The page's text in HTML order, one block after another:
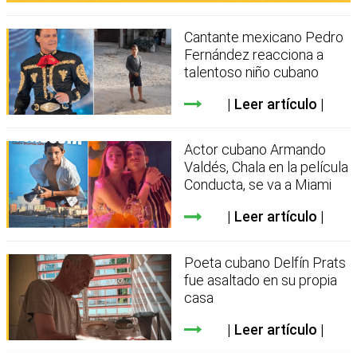
Cantante mexicano Pedro
Fernández reacciona a
talentoso niño cubano
Leer artículo
Actor cubano Armando
Valdés, Chala en la película
Conducta, se va a Miami
Leer artículo
Poeta cubano Delfín Prats
fue asaltado en su propia
casa
Leer artículo